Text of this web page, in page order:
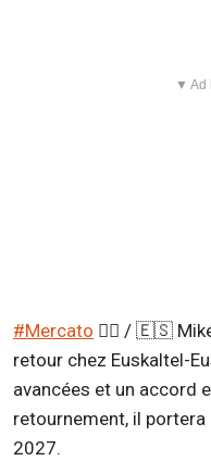
▼ Ad
#Mercato ✍🏻 / 🇪🇸
retour chez Euskaltel-
avancées et un accord
retournement, il
2027.